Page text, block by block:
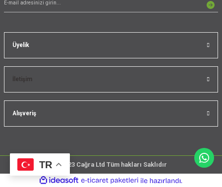
Üyelik
İletişim
Alışveriş
TR @2023 Cağra Ltd Tüm hakları Saklıdır
çember
ideasoft
e-